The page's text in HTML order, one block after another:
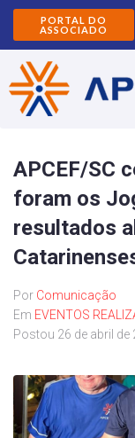
PORTAL DO
ASSOCIADO
APCEF/SC
foram os
resultados
Por Comunicação
Em EVENTOS
Postou 26 de abril de